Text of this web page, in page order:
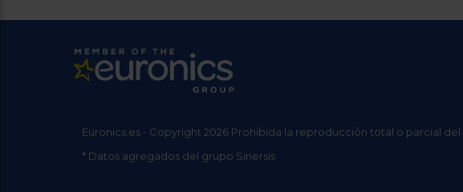
Euronics.es - Copyright 2026 Prohibida la reproducción total o parcial
* Datos agregados del grupo Sinersis